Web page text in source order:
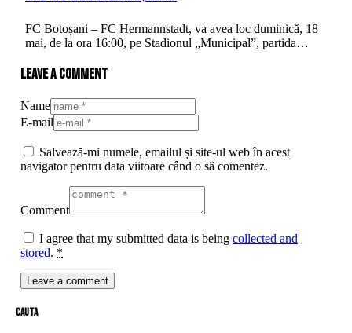
FC Botoșani – FC Hermannstadt, va avea loc duminică, 18
mai, de la ora 16:00, pe Stadionul „Municipal”, partida…
Leave a comment
Name
E-mail
Salvează-mi numele, emailul și site-ul web în acest
navigator pentru data viitoare când o să comentez.
Comment
I agree that my submitted data is being collected and
stored. *
cauta